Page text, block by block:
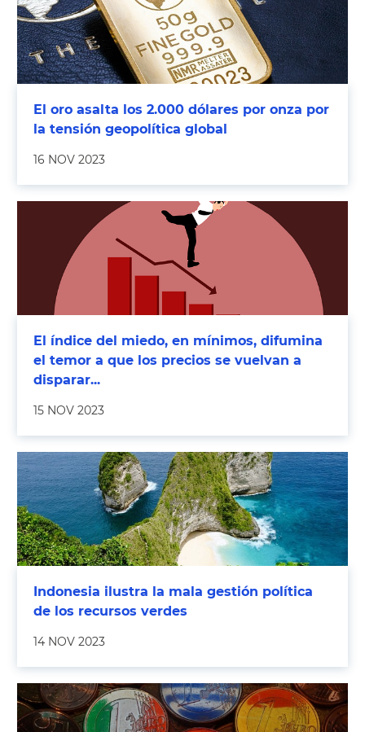
El oro asalta los 2.000 dólares por onza por
la tensión geopolítica global
16 NOV 2023
El índice del miedo, en mínimos, difumina
el temor a que los precios se vuelvan a
disparar...
15 NOV 2023
Indonesia ilustra la mala gestión política
de los recursos verdes
14 NOV 2023